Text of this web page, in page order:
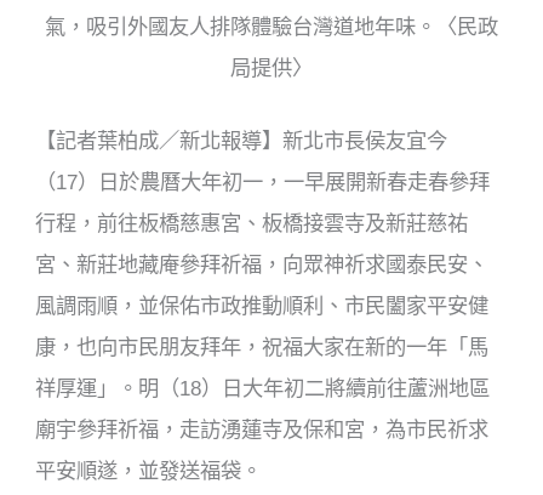
氣，吸引外國友人排隊體驗台灣道地年味。〈民政
局提供〉
【記者葉柏成／新北報導】新北市長侯友宜今
（17）日於農曆大年初一，一早展開新春走春參拜
行程，前往板橋慈惠宮、板橋接雲寺及新莊慈祐
宮、新莊地藏庵參拜祈福，向眾神祈求國泰民安、
風調雨順，並保佑市政推動順利、市民闔家平安健
康，也向市民朋友拜年，祝福大家在新的一年「馬
祥厚運」。明（18）日大年初二將續前往蘆洲地區
廟宇參拜祈福，走訪湧蓮寺及保和宮，為市民祈求
平安順遂，並發送福袋。